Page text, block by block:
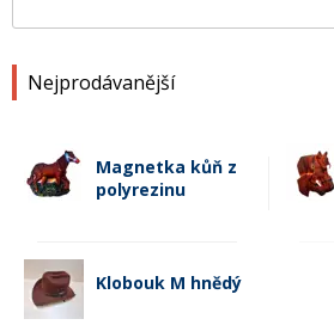
Nejprodávanější
Magnetka kůň z
polyrezinu
Klobouk M hnědý